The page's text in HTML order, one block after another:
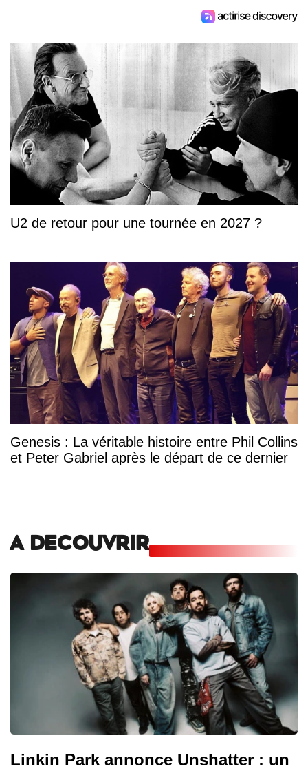
U2 de retour pour une tournée en 2027 ?
Genesis : La véritable histoire entre Phil Collins
et Peter Gabriel après le départ de ce dernier
A DECOUVRIR
Linkin Park annonce Unshatter : un